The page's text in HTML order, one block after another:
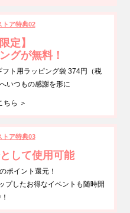
トア特典02
定】
グが無料！
ト用ラッピング袋 374円（税
いつもの感謝を形に
ちら ＞
トア特典03
して使用可能
ポイント還元！
プしたお得なイベントも随時開